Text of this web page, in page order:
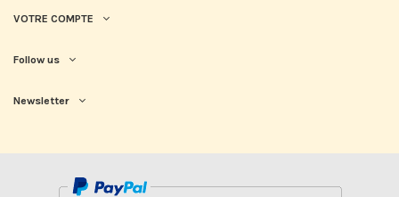
VOTRE COMPTE
Follow us
Newsletter